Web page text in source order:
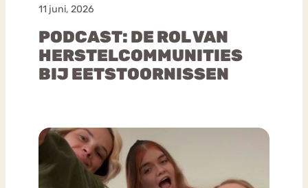
11 juni, 2026
PODCAST: DE ROL VAN
HERSTELCOMMUNITIES
BIJ EETSTOORNISSEN